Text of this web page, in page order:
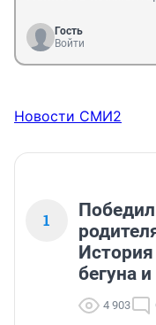
Гость
Войти
Новости СМИ2
1
бегуна
4 903